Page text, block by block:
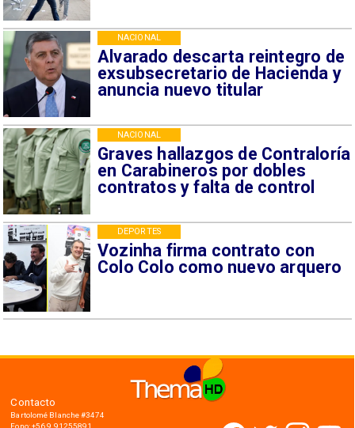
Alvarado descarta reintegro de
exsubsecretario de Hacienda y
anuncia nuevo titular
NACIONAL
Graves hallazgos de Contraloría
en Carabineros por dobles
contratos y falta de control
NACIONAL
Vozinha firma contrato con
Colo Colo como nuevo arquero
DEPORTES
Contacto
Bartolomé Blanche #3474
Fono: +56 9 91255891